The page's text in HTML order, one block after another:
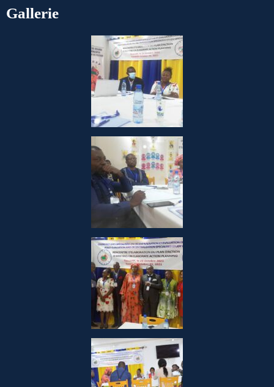
Gallerie